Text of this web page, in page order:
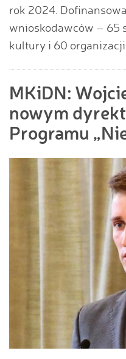
rok 2024.
wnioskodawców – 65
kultury i 60
MKiDN:
nowym
Programu